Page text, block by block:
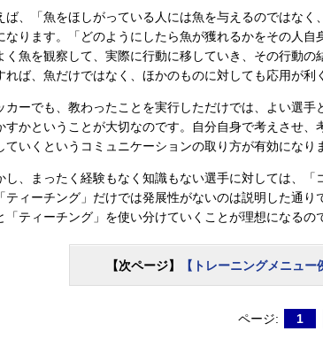
、「魚をほしがっている人には魚を与えるのではなく
なります。「どのようにしたら魚が獲れるかをその人
く魚を観察して、実際に行動に移していき、その行動の
れば、魚だけではなく、ほかのものに対しても応用が利
ーでも、教わったことを実行しただけでは、よい選手
すかということが大切なのです。自分自身で考えさせ、
ていくというコミュニケーションの取り方が有効になり
、まったく経験もなく知識もない選手に対しては、「
ティーチング」だけでは発展性がないのは説明した通
「ティーチング」を使い分けていくことが理想になるの
【次ページ】 【トレーニングメニュ
ページ: 1